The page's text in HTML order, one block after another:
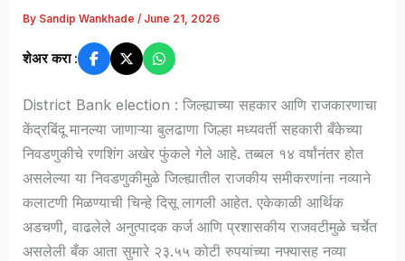
By Sandip Wankhade/ June 21, 2026
शेअर करा :
District Bank election : जिल्ह्याच्या सहकार आणि राजकारणाचा
केंद्रबिंदू मानल्या जाणाऱ्या बुलढाणा जिल्हा मध्यवर्ती सहकारी बँकेच्या
निवडणुकीचे रणशिंग अखेर फुंकले गेले आहे. तब्बल १४ वर्षांनंतर होत
असलेल्या या निवडणुकीमुळे जिल्ह्यातील राजकीय समीकरणांना नव्याने
कलाटणी मिळण्याची चिन्हे दिसू लागली आहेत. एकेकाळी आर्थिक
अडचणी, वाढलेले अनुत्पादक कर्ज आणि प्रशासकीय राजवटीमुळे चर्चेत
असलेली बँक आता सुमारे २३.५५ कोटी रुपयांच्या नफ्यासह नव्या